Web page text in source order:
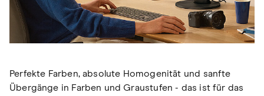
Perfekte Farben, absolute Homogenität und sanfte
Übergänge in Farben und Graustufen - das ist für das